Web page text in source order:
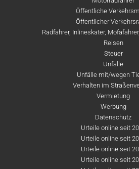
Öffentliche
Öffentlicher
Radfahrer, Inlineskater,
Reisen
Steuer
Unfälle
Unfälle mit/wegen
Verhalten im
Vermietung
Werbung
Datenschutz
Urteile online seit
Urteile online seit
Urteile online seit
Urteile online seit